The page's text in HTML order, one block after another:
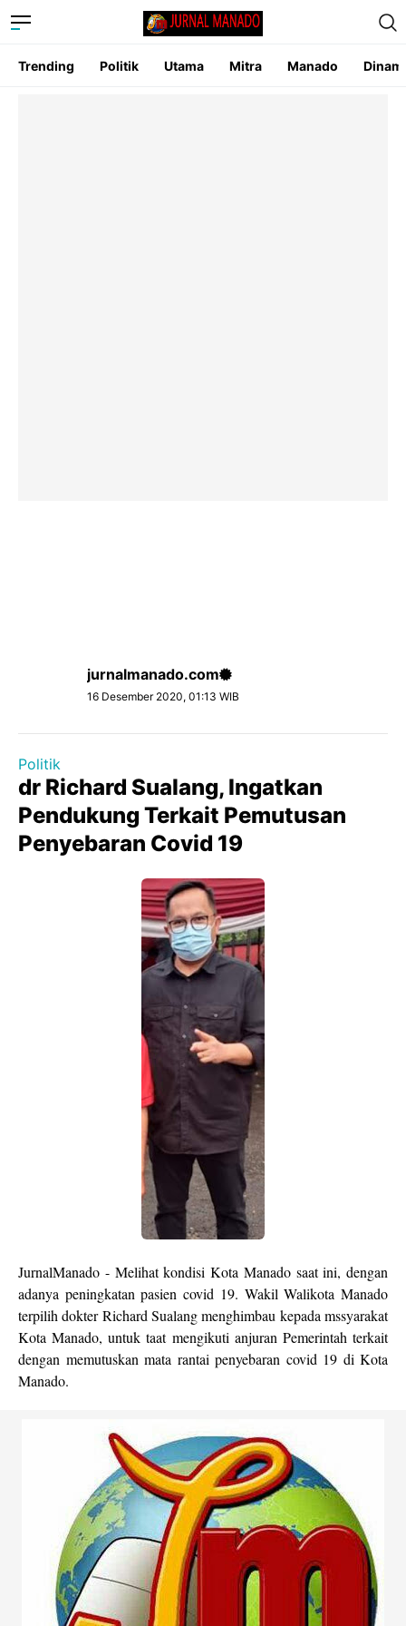
Trending Politik Utama Mitra Manado
jurnalmanado.com
16 Desember 2020, 01:13 WIB
Politik
dr Richard Sualang, Ingatkan
Pendukung Terkait Pemutusan
Penyebaran Covid 19
JurnalManado - Melihat kondisi Kota Manado saat ini, dengan
adanya peningkatan pasien covid 19. Wakil Walikota Manado
terpilih dokter Richard Sualang menghimbau kepada mssyarakat
Kota Manado, untuk taat mengikuti anjuran Pemerintah terkait
dengan memutuskan mata rantai penyebaran covid 19 di Kota
Manado.